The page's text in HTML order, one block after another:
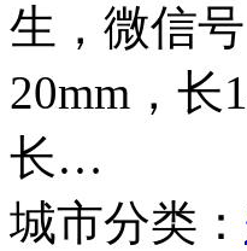
生，微信
20mm，长
长…
城市分类：